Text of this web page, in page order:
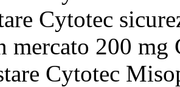
Cytotec
mercato 200 mg
Cytotec